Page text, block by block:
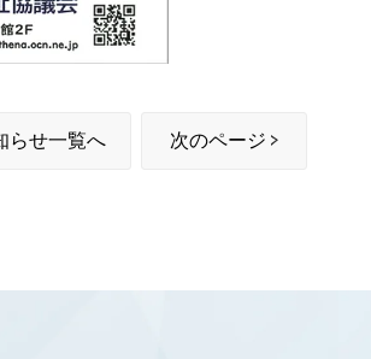
らせ一覧へ 次のページ